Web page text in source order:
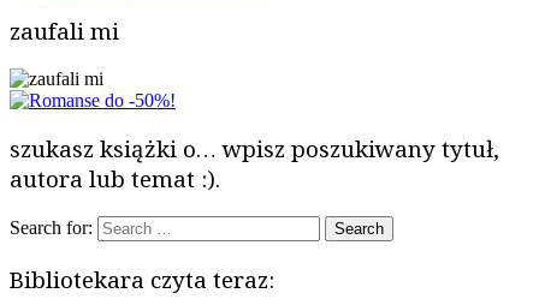
zaufali mi
szukasz książki o… wpisz poszukiwany tytuł,
autora lub temat :).
Search for:
Bibliotekara czyta teraz: